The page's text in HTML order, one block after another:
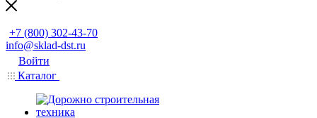
+7 (800) 302-43-70
info@sklad-dst.ru
Войти
Каталог